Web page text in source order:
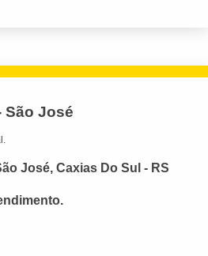
São José
José, Caxias Do Sul - RS